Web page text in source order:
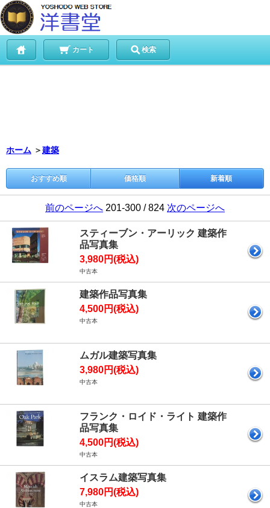
カート 検索
ホーム ＞建築
おすすめ順 価格順 新着順
前のページへ 201-300 / 824 次のページへ
スティーブン・アーリック 建築作
品写真集
3,980円(税込)
中古本
建築作品写真集
4,500円(税込)
中古本
ムガル建築写真集
3,980円(税込)
中古本
フランク・ロイド・ライト 建築作
品写真集
4,500円(税込)
中古本
イスラム建築写真集
7,980円(税込)
中古本